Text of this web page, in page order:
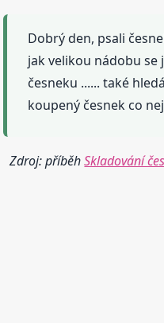
Dobrý den, psali
jak velikou nádobu se
česneku ...... také
koupený česnek co
Zdroj: příběhSkladování